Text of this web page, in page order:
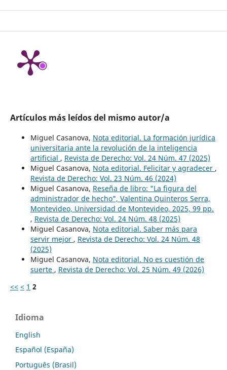
Artículos más leídos del mismo autor/a
Miguel Casanova, Nota editorial. La formación jurídica
universitaria ante la revolución de la inteligencia
artificial , Revista de Derecho: Vol. 24 Núm. 47 (2025)
Miguel Casanova, Nota editorial. Felicitar y agradecer ,
Revista de Derecho: Vol. 23 Núm. 46 (2024)
Miguel Casanova, Reseña de libro: "La figura del
administrador de hecho", Valentina Quinteros Serra,
Montevideo, Universidad de Montevideo, 2025, 99 pp.
, Revista de Derecho: Vol. 24 Núm. 48 (2025)
Miguel Casanova, Nota editorial. Saber más para
servir mejor , Revista de Derecho: Vol. 24 Núm. 48
(2025)
Miguel Casanova, Nota editorial. No es cuestión de
suerte , Revista de Derecho: Vol. 25 Núm. 49 (2026)
<< < 1 2
Idioma
English
Español (España)
Português (Brasil)